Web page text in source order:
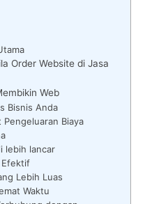
Order Website di Jasa
Web
Bisnis Anda
Pengeluaran Biaya
lebih lancar
Efektif
Lebih Luas
Waktu